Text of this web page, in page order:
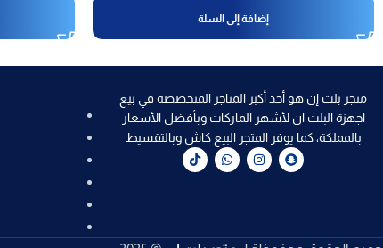
إضافة إلى السلة
متجر بلت إن هو أحد أكبر المتاجر المتخصصة في بيع
اجهزة البلت ان لأشهر الماركات وبأفضل الأسعار
بالمملكة، كما يوفر المتجر البيع كاش وبالتقسيط